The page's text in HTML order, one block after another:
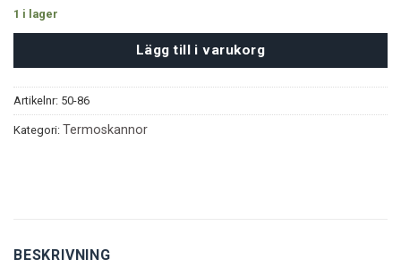
1 i lager
Lägg till i varukorg
Artikelnr: 50-86
Kategori: Termoskannor
BESKRIVNING